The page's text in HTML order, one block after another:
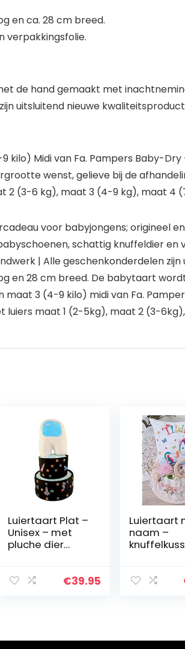
en ca. 28 cm breed.
verpakkingsfolie.
de hand gemaakt met
uitsluitend nieuwe
kilo) Midi van Fa. Pampers Baby-Dry
wenst, gelieve bij de
2 (3-6 kg), maat 3 (4-9 kg), maat 4
voor babyjongens; origineel
schattig knuffeldier
| Alle geschenkonderdelen
en 28 cm breed. De babytaart
maat 3 (4-9 kilo) midi van Fa.
luiers maat 1 (2-5kg), maat 2 (3-
Luiertaart Plat –
Unisex – met
pluche dier
€39.95
Luiertaart
naam –
& grijpling